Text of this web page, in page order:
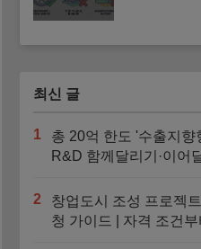
최신 글
1
총 20억 한도 '수출지향
R&D 함께달리기·이어
2
창업도시 조성 프로젝
청 가이드 | 자격 조건